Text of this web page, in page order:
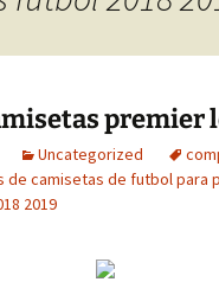
premier
Uncategorized
de camisetas de futbol para
2019